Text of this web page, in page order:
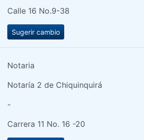
Calle 16 No.9-38
Sugerir cambio
Notaria
Notaría 2 de Chiquinquirá
-
Carrera 11 No. 16 -20